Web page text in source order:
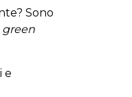
Sono
green
e